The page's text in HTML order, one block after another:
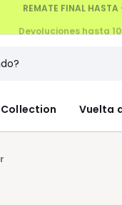
Collection Vuelta